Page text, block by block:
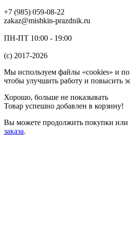
+7 (985) 059-08-22
zakaz@mishkin-prazdnik.ru
ПН-ПТ 10:00 - 19:00
(c) 2017-2026
Мы используем файлы «cookies» и
чтобы улучшить работу и повысить
Хорошо, больше не показывать
Товар успешно добавлен в корзину!
Вы можете продолжить покупки или
заказа.